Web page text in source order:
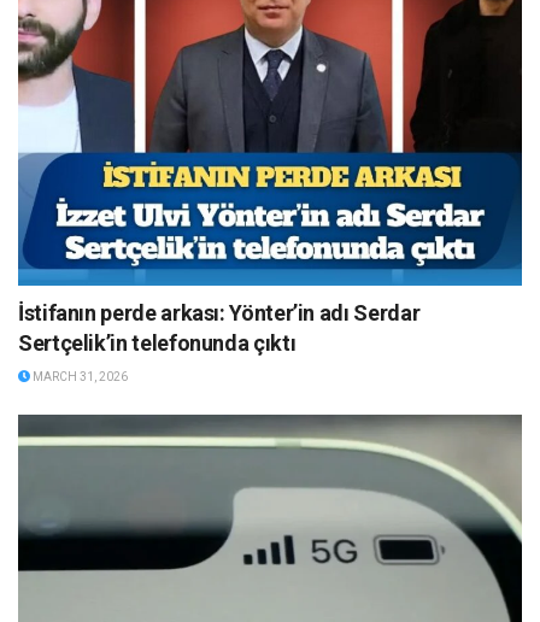
İstifanın perde arkası: Yönter’in adı Serdar
Sertçelik’in telefonunda çıktı
MARCH 31, 2026